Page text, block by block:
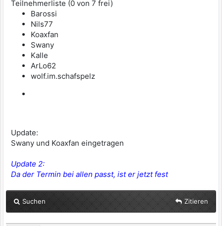
Teilnehmerliste (0 von 7 frei)
Barossi
Nils77
Koaxfan
Swany
Kalle
ArLo62
wolf.im.schafspelz
Update:
Swany und Koaxfan eingetragen
Update 2:
Da der Termin bei allen passt, ist er jetzt fest
Suchen Zitieren